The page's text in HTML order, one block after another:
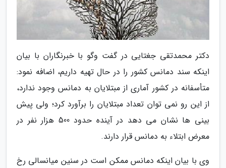
دکتر محمدتقی جغتایی در گفت وگو با خبرنگاران با بیان
اینکه سند دمانس کشور را در حال تهیه داریم، اضافه نمود:
متأسفانه در کشور آماری از مبتلایان به دمانس وجود ندارد،
از این رو نمی توان تعداد مبتلایان را برآورد کرد؛ ولی پیش
بینی ها نشان می دهد در آینده حدود 500 هزار نفر در
معرض ابتلاء به دمانس قرار دارند.
وی با بیان اینکه دمانس ممکن است در سنین میانسالی رخ